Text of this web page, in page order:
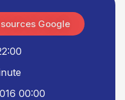
00:00
Google